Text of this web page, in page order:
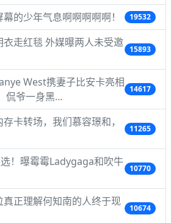
的少年气息啊啊啊啊啊！ 19532
走红毯 外媒曝两人未受邀
15893
West携妻子比安卡亮相
侃爷一身黑…
14617
卡转场，我们慕容璟和，
11265
！曝霉霉Ladygaga和吹牛
10770
真正理解何知南的人终于现
10674